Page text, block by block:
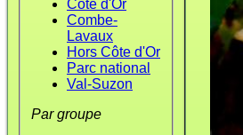
Côte d'Or
Combe-
Lavaux
Hors Côte d'Or
Parc national
Val-Suzon
Par groupe